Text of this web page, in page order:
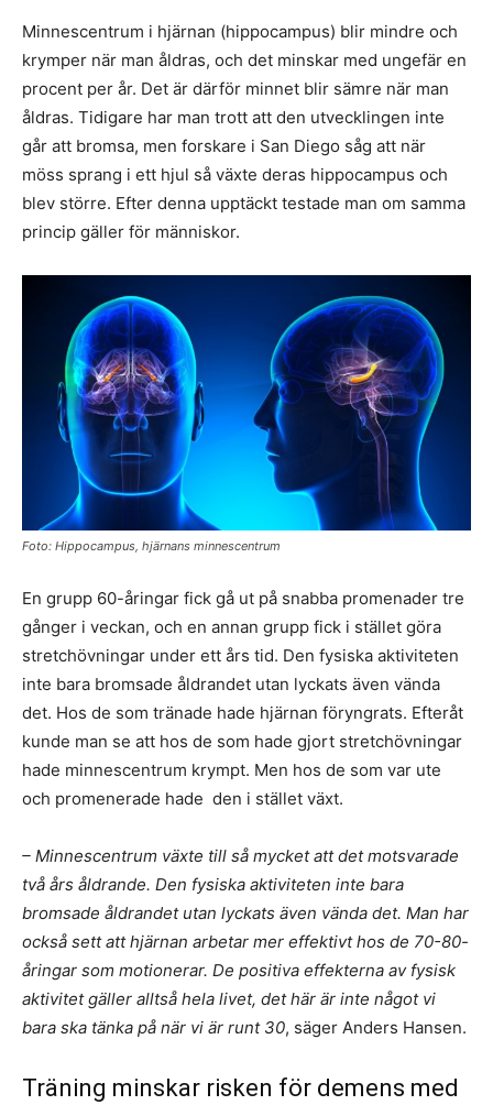
Minnescentrum i hjärnan (hippocampus) blir mindre och
krymper när man åldras, och det minskar med ungefär en
procent per år. Det är därför minnet blir sämre när man
åldras. Tidigare har man trott att den utvecklingen inte
går att bromsa, men forskare i San Diego såg att när
möss sprang i ett hjul så växte deras hippocampus och
blev större. Efter denna upptäckt testade man om samma
princip gäller för människor.
Foto: Hippocampus, hjärnans minnescentrum
En grupp 60-åringar fick gå ut på snabba promenader tre
gånger i veckan, och en annan grupp fick i stället göra
stretchövningar under ett års tid. Den fysiska aktiviteten
inte bara bromsade åldrandet utan lyckats även vända
det. Hos de som tränade hade hjärnan föryngrats. Efteråt
kunde man se att hos de som hade gjort stretchövningar
hade minnescentrum krympt. Men hos de som var ute
och promenerade hade den i stället växt.
– Minnescentrum växte till så mycket att det motsvarade
två års åldrande. Den fysiska aktiviteten inte bara
bromsade åldrandet utan lyckats även vända det. Man har
också sett att hjärnan arbetar mer effektivt hos de 70-80-
åringar som motionerar. De positiva effekterna av fysisk
aktivitet gäller alltså hela livet, det här är inte något vi
bara ska tänka på när vi är runt 30, säger Anders Hansen.
Träning minskar risken för demens med